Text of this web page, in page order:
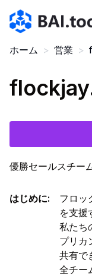
Bai.tools
ホーム > 営業 >
優勝セールスチー
はじめに:
フロッ
を支援
私たち
プリカ
共有で
全チー